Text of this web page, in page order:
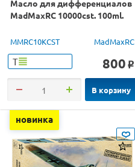
Масло для дифференциалов
MadMaxRC 10000cst. 100ml.
MMRC10KCST MadMaxRC
Т 800 o
В корзину
новинка